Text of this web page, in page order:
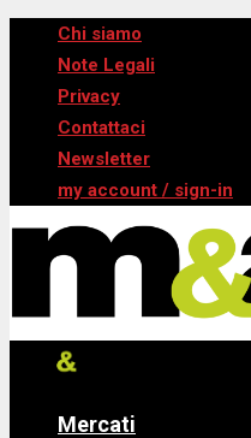
Chi siamo
Note Legali
Privacy
Contattaci
Newsletter
my account / sign-in
Mercati